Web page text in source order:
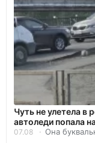
Чуть не улетела в
автоледи попала
07.08 Она